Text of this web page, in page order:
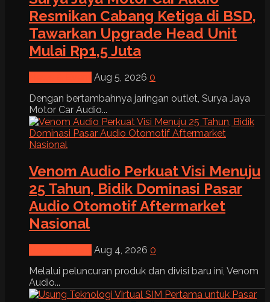
Resmikan Cabang Ketiga di BSD,
Tawarkan Upgrade Head Unit
Mulai Rp1,5 Juta
Aug 5, 2026 0
Dengan bertambahnya jaringan outlet, Surya Jaya
Motor Car Audio...
Venom Audio Perkuat Visi Menuju
25 Tahun, Bidik Dominasi Pasar
Audio Otomotif Aftermarket
Nasional
Aug 4, 2026 0
Melalui peluncuran produk dan divisi baru ini, Venom
Audio...